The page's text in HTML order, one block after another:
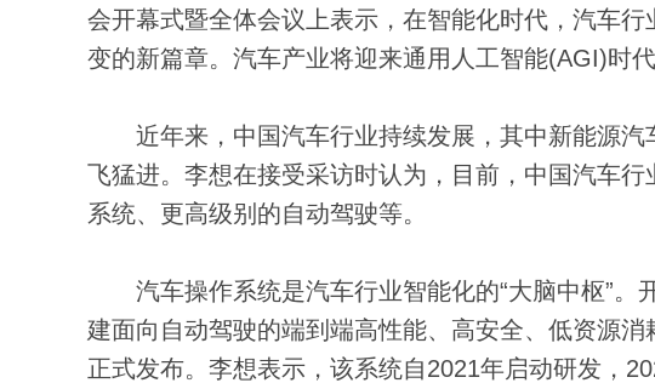
会开幕式暨全体会议上表示，在智能化时代，汽车
变的新篇章。汽车产业将迎来通用人工智能(AGI)时
近年来，中国汽车行业持续发展，其中新能源汽
飞猛进。李想在接受采访时认为，目前，中国汽车
系统、更高级别的自动驾驶等。
汽车操作系统是汽车行业智能化的“大脑中枢”。
建面向自动驾驶的端到端高性能、高安全、低资源
正式发布。李想表示，该系统自2021年启动研发，